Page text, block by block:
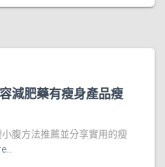
減肥藥有瘦身產品瘦
腹方法推薦並分享實用的瘦